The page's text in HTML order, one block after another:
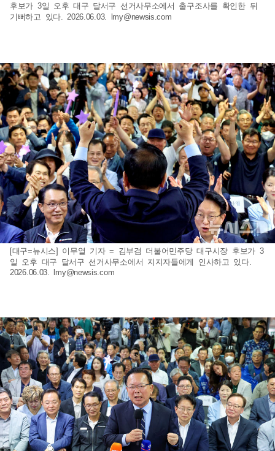
후보가 3일 오후 대구 달서구 선거사무소에서 출구조사를 확인한 뒤
기뻐하고 있다. 2026.06.03. lmy@newsis.com
[대구=뉴시스] 이무열 기자 = 김부겸 더불어민주당 대구시장 후보가 3
일 오후 대구 달서구 선거사무소에서 지지자들에게 인사하고 있다.
2026.06.03.
lmy@newsis.com